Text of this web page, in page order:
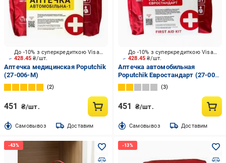
428.45₴/шт.
До -10% з суперкредиткою Visa Вигода
Аптечка медицинская Poputchik
(27-006-М)
2
451 ₴/шт.
Cамовывоз Доставим
428.45₴/шт.
До -10% з суперкредиткою Visa Вигода
Аптечка автомобильная
Poputchik Евростандарт (27-005-
М)
3
451 ₴/шт.
Cамовывоз Доставим